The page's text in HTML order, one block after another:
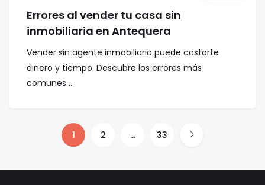
Errores al vender tu casa sin
inmobiliaria en Antequera
Vender sin agente inmobiliario puede costarte
dinero y tiempo. Descubre los errores más
comunes ...
1 2 … 33